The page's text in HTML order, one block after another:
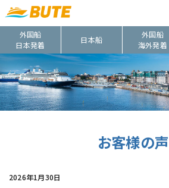
外国船
日本発着
日本船
外国船
海外発着
お客様の声
2026年1月30日